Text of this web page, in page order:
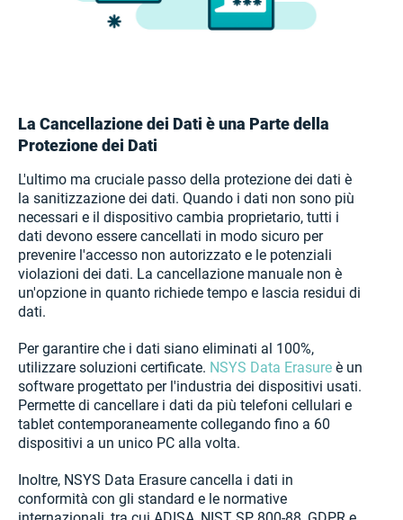
La Cancellazione dei Dati è una Parte della
Protezione dei Dati
L'ultimo ma cruciale passo della protezione dei dati è
la sanitizzazione dei dati. Quando i dati non sono più
necessari e il dispositivo cambia proprietario, tutti i
dati devono essere cancellati in modo sicuro per
prevenire l'accesso non autorizzato e le potenziali
violazioni dei dati. La cancellazione manuale non è
un'opzione in quanto richiede tempo e lascia residui di
dati.
Per garantire che i dati siano eliminati al 100%,
utilizzare soluzioni certificate. NSYS Data Erasure è un
software progettato per l'industria dei dispositivi usati.
Permette di cancellare i dati da più telefoni cellulari e
tablet contemporaneamente collegando fino a 60
dispositivi a un unico PC alla volta.
Inoltre, NSYS Data Erasure cancella i dati in
conformità con gli standard e le normative